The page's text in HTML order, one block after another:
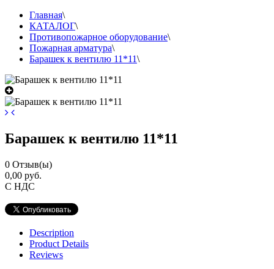
Главная\
КАТАЛОГ\
Противопожарное оборудование\
Пожарная арматура\
Барашек к вентилю 11*11\
Барашек к вентилю 11*11
0 Отзыв(ы)
0,00 руб.
С НДС
Description
Product Details
Reviews